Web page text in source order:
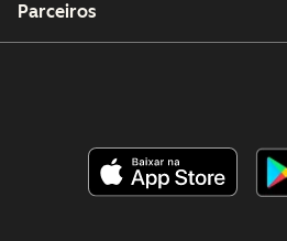
Parceiros